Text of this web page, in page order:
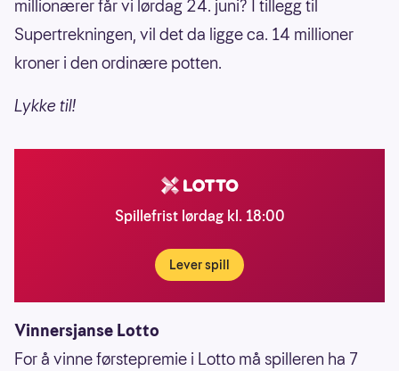
millionærer får vi lørdag 24. juni? I tillegg til
Supertrekningen, vil det da ligge ca. 14 millioner
kroner i den ordinære potten.
Lykke til!
Spillefrist lørdag kl. 18:00
Lever spill
Vinnersjanse Lotto
For å vinne førstepremie i Lotto må spilleren ha 7